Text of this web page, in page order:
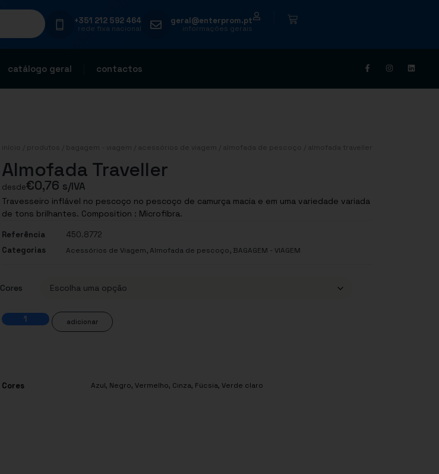
+351 212 592 464
rede fixa nacional
geral@enterprom.pt
informações gerais
catálogo geral contactos
início produtos bagagem - viagem acessórios de viagem almofada de pescoço / almofada traveller
Almofada Traveller
desde€0,76 s/IVA
Travesseiro inflável no pescoço no pescoço de camurça macia e em uma variedade variada
de tons brilhantes. Composition : Microfibra.
Referência
450.8772
Categorias
Acessórios de Viagem,Almofada de pescoço, BAGAGEM - VIAGEM
Cores
adicionar
Cores Azul, Negro, Vermelho, Cinza, Fúcsia, Verde claro